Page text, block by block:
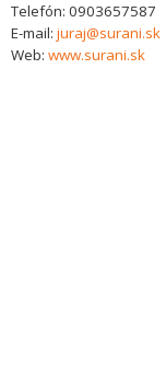
Telefón: 0903657587
E-mail: juraj@surani.sk
Web: www.surani.sk